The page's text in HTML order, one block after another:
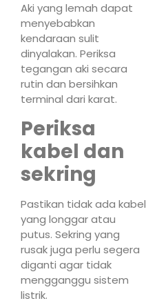
Aki yang lemah dapat
menyebabkan
kendaraan sulit
dinyalakan. Periksa
tegangan aki secara
rutin dan bersihkan
terminal dari karat.
Periksa
kabel dan
sekring
Pastikan tidak ada kabel
yang longgar atau
putus. Sekring yang
rusak juga perlu segera
diganti agar tidak
mengganggu sistem
listrik.